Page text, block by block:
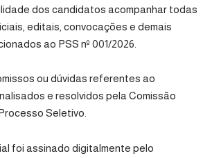
dos candidatos acompanhar todas
editais, convocações e demais
ao PSS nº 001/2026.
ou dúvidas referentes ao
e resolvidos pela Comissão
Seletivo.
foi assinado digitalmente pelo